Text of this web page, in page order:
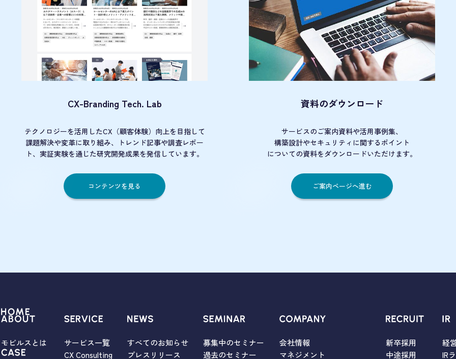
CX-Branding Tech. Lab
テクノロジーを活用したCX（顧客体験）向上を目指して
課題解決や変革に取り組み、トレンド記事や調査レポー
ト、実証実験を通じた研究開発成果を発信しています。
コンテンツを見る
資料のダウンロード
サービスのご案内資料や活用事例集、
構築設計やセキュリティに関するポイント
についての資料をダウンロードいただけます。
ご案内ページへ進む
モビルスとは
サービス一覧
CX Consulting
すべてのお知らせ
プレスリリース
募集中のセミナー
過去のセミナー
会社情報
マネジメント
新卒採用
中途採用
経
IR